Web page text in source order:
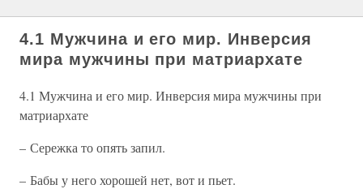
4.1 Мужчина и его мир. Инверсия
мира мужчины при матриархате
4.1 Мужчина и его мир. Инверсия мира мужчины при
матриархате
– Сережка то опять запил.
– Бабы у него хорошей нет, вот и пьет.